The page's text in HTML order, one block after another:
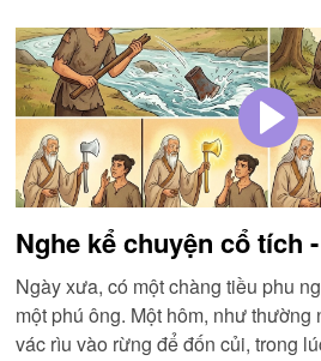
Nghe kể chuyện cổ tích
Ngày xưa, có một chàng tiều phu
một phú ông. Một hôm, như thường
vác rìu vào rừng để đốn củi, trong